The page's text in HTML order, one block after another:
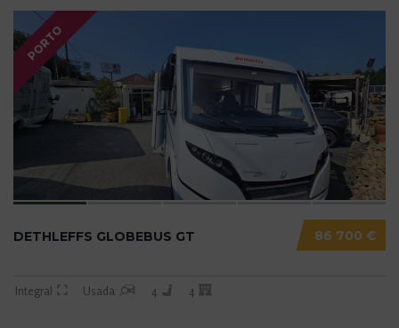
PORTO
86 700 €
DETHLEFFS GLOBEBUS GT
Integral Usada 4 4